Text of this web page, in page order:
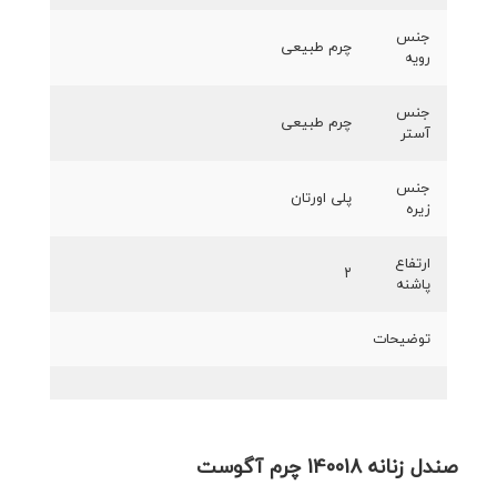
صندل زنانه 140018 چرم آگوست
جنس
رویه
چرم طبیعی
جنس
آستر
چرم طبیعی
جنس
زیره
پلی اورتان
ارتفاع
پاشنه
۲
توضیحات